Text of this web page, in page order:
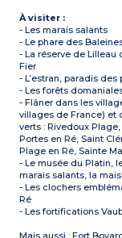
À visiter :
- Les marais salants
- Le phare des
- La réserve de
Fier
- L’estran, paradis
- Les forêts
- Flâner dans les
villages de France) et
verts : Rivedoux
Portes en Ré, Saint
Plage en Ré, Sainte
- Le musée du Platin,
marais salants, la
- Les clochers
Ré
- Les fortifications
Mais aussi : Fort